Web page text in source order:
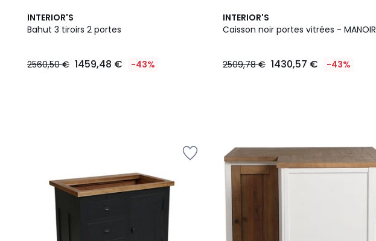
INTERIOR'S
Bahut 3 tiroirs 2 portes
2560,50 € 1459,48 € -43%
INTERIOR'S
Caisson noir portes vitrées - MANOIR
2509,78 € 1430,57 € -43%